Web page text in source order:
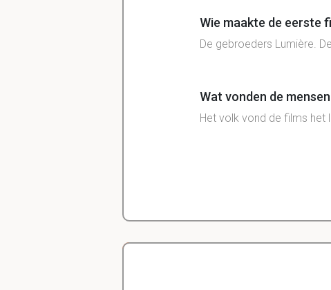
Wie maakte de eerste
De gebroeders Lumière.
Wat vonden de
Het volk vond de films het